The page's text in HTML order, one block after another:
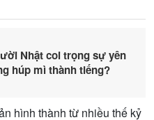
Nhật coi trọng sự yên
húp mì thành tiếng?
hình thành từ nhiều thế kỷ